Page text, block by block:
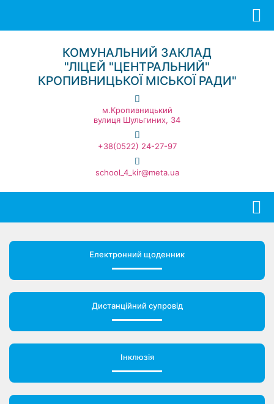
КОМУНАЛЬНИЙ ЗАКЛАД
"ЛІЦЕЙ "ЦЕНТРАЛЬНИЙ"
КРОПИВНИЦЬКОЇ МІСЬКОЇ РАДИ"
м.Кропивницький
вулиця Шульгиних, 34
+38(0522) 24-27-97
school_4_kir@meta.ua
Електронний щоденник
Дистанційний супровід
Інклюзія